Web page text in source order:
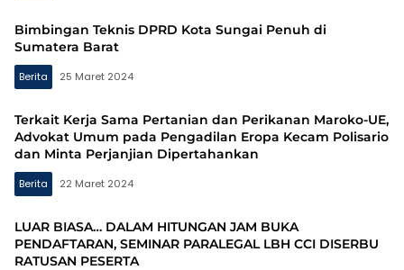
Bimbingan Teknis DPRD Kota Sungai Penuh di
Sumatera Barat
Berita 25 Maret 2024
Terkait Kerja Sama Pertanian dan Perikanan Maroko-UE,
Advokat Umum pada Pengadilan Eropa Kecam Polisario
dan Minta Perjanjian Dipertahankan
Berita 22 Maret 2024
LUAR BIASA… DALAM HITUNGAN JAM BUKA
PENDAFTARAN, SEMINAR PARALEGAL LBH CCI DISERBU
RATUSAN PESERTA